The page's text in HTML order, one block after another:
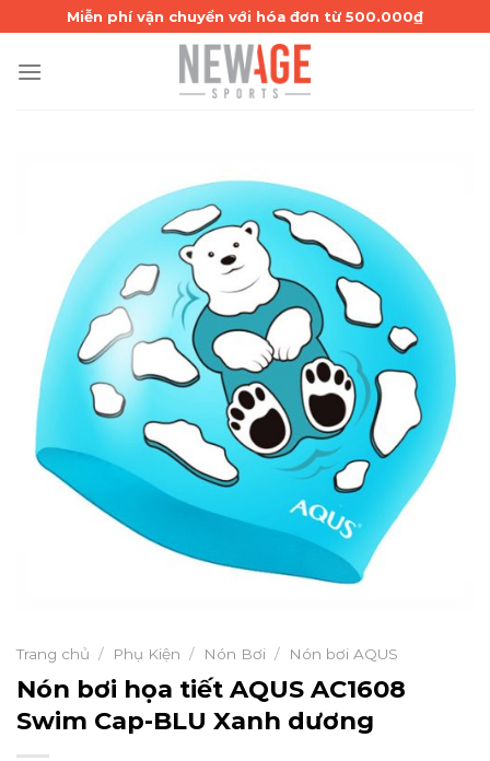
to
content
Miễn phí vận chuyển với hóa đơn từ 500.000₫
Trang chủ / Phụ Kiện / Nón Bơi / Nón bơi AQUS
Nón bơi họa tiết AQUS AC1608
Swim Cap-BLU Xanh dương